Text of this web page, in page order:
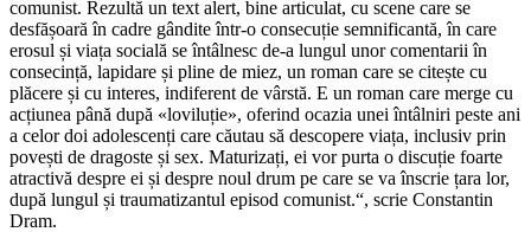
comunist. Rezultă un text alert, bine articulat, cu scene care se
desfășoară în cadre gândite într-o consecuție semnificantă, în care
erosul și viața socială se întâlnesc de-a lungul unor comentarii în
consecință, lapidare și pline de miez, un roman care se citește cu
plăcere și cu interes, indiferent de vârstă. E un roman care merge cu
acțiunea până după «loviluție», oferind ocazia unei întâlniri peste ani
a celor doi adolescenți care căutau să descopere viața, inclusiv prin
povești de dragoste și sex. Maturizați, ei vor purta o discuție foarte
atractivă despre ei și despre noul drum pe care se va înscrie țara lor,
după lungul și traumatizantul episod comunist.“, scrie Constantin
Dram.